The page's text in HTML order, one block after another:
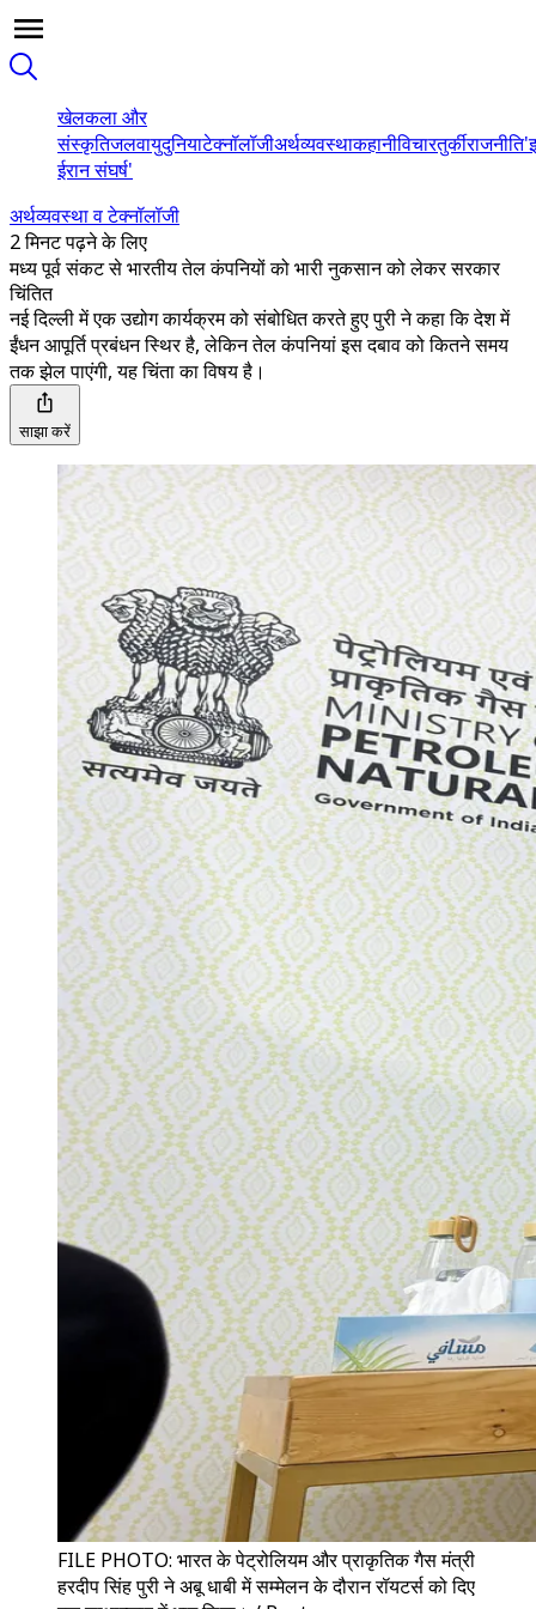
खेलकला और
संस्कृतिजलवायुदुनियाटेक्नॉलॉजीअर्थव्यवस्थाकहानीविचारतुर्कीराजनीति
ईरान संघर्ष'
अर्थव्यवस्था व टेक्नॉलॉजी
2 मिनट पढ़ने के लिए
मध्य पूर्व संकट से भारतीय तेल कंपनियों को भारी नुकसान को लेकर सरकार
चिंतित
नई दिल्ली में एक उद्योग कार्यक्रम को संबोधित करते हुए पुरी ने कहा कि देश में
ईंधन आपूर्ति प्रबंधन स्थिर है, लेकिन तेल कंपनियां इस दबाव को कितने समय
तक झेल पाएंगी, यह चिंता का विषय है।
साझा करें
FILE PHOTO: भारत के पेट्रोलियम और प्राकृतिक गैस मंत्री
हरदीप सिंह पुरी ने अबू धाबी में सम्मेलन के दौरान रॉयटर्स को दिए